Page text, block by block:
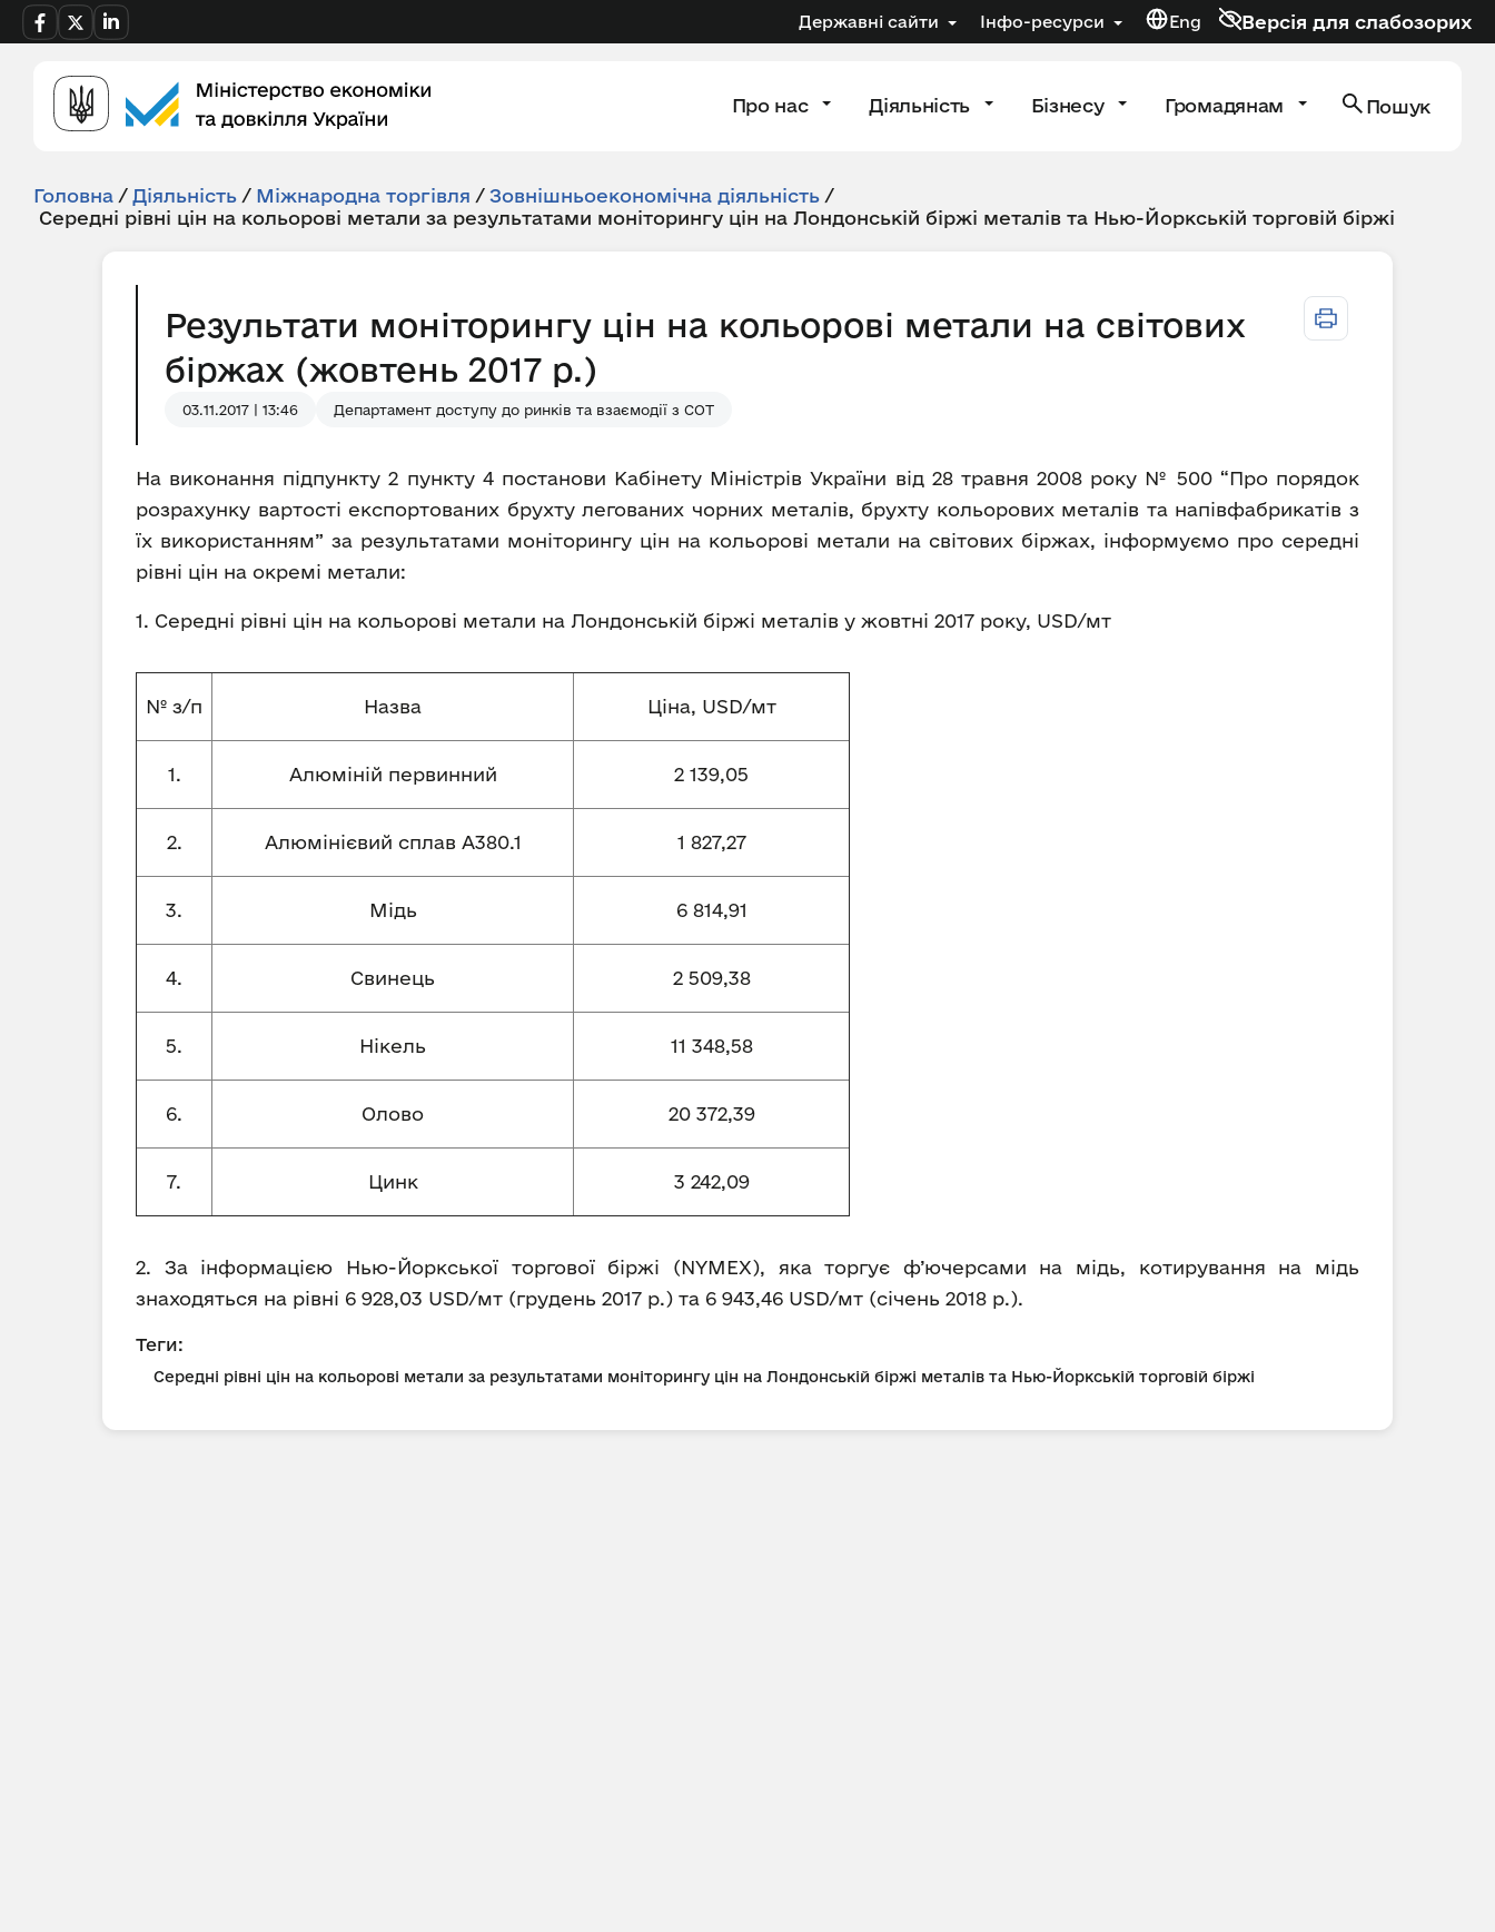
Державні сайти Інфо-ресурси Eng Версія для слабозорих
Про нас Діяльність Бізнесу Громадянам Пошук
Головна / Діяльність / Міжнародна торгівля / Зовнішньоекономічна діяльність /
Середні рівні цін на кольорові метали за результатами моніторингу цін на Лондонській біржі металів та Нью-Йоркській торговій біржі
Результати моніторингу цін на кольорові метали на світових
біржах (жовтень 2017 р.)
03.11.2017 | 13:46 Департамент доступу до ринків та взаємодії з СОТ
На виконання підпункту 2 пункту 4 постанови Кабінету Міністрів України від 28 травня 2008 року № 500 “Про порядок
розрахунку вартості експортованих брухту легованих чорних металів, брухту кольорових металів та напівфабрикатів з
їх використанням” за результатами моніторингу цін на кольорові метали на світових біржах, інформуємо про середні
рівні цін на окремі метали:
1. Середні рівні цін на кольорові метали на Лондонській біржі металів у жовтні 2017 року, USD/мт
№ з/п Назва Ціна, USD/мт
1. Алюміній первинний 2 139,05
2. Алюмінієвий сплав А380.1 1 827,27
3. Мідь 6 814,91
4. Свинець 2 509,38
5. Нікель 11 348,58
6. Олово 20 372,39
7. Цинк 3 242,09
2. За інформацією Нью-Йоркської торгової біржі (NYMEX), яка торгує ф’ючерсами на мідь, котирування на мідь
знаходяться на рівні 6 928,03 USD/мт (грудень 2017 р.) та 6 943,46 USD/мт (січень 2018 р.).
Теги:
Середні рівні цін на кольорові метали за результатами моніторингу цін на Лондонській біржі металів та Нью-Йоркській торговій біржі